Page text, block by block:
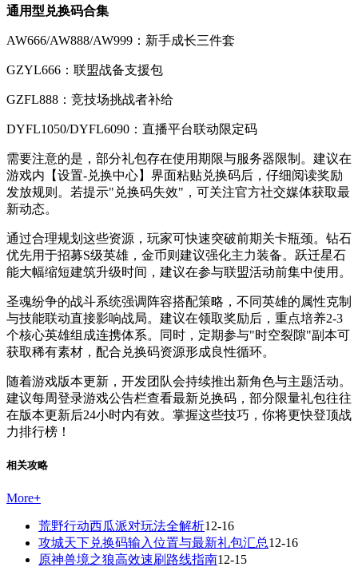
通用型兑换码合集
AW666/AW888/AW999：新手成长三件套
GZYL666：联盟战备支援包
GZFL888：竞技场挑战者补给
DYFL1050/DYFL6090：直播平台联动限定码
需要注意的是，部分礼包存在使用期限与服务器限制。建议在
游戏内【设置-兑换中心】界面粘贴兑换码后，仔细阅读奖励
发放规则。若提示"兑换码失效"，可关注官方社交媒体获取最
新动态。
通过合理规划这些资源，玩家可快速突破前期关卡瓶颈。钻石
优先用于招募S级英雄，金币则建议强化主力装备。跃迁星石
能大幅缩短建筑升级时间，建议在参与联盟活动前集中使用。
圣魂纷争的战斗系统强调阵容搭配策略，不同英雄的属性克制
与技能联动直接影响战局。建议在领取奖励后，重点培养2-3
个核心英雄组成连携体系。同时，定期参与"时空裂隙"副本可
获取稀有素材，配合兑换码资源形成良性循环。
随着游戏版本更新，开发团队会持续推出新角色与主题活动。
建议每周登录游戏公告栏查看最新兑换码，部分限量礼包往往
在版本更新后24小时内有效。掌握这些技巧，你将更快登顶战
力排行榜！
相关攻略
More+
荒野行动西瓜派对玩法全解析12-16
攻城天下兑换码输入位置与最新礼包汇总12-16
原神兽境之狼高效速刷路线指南12-15